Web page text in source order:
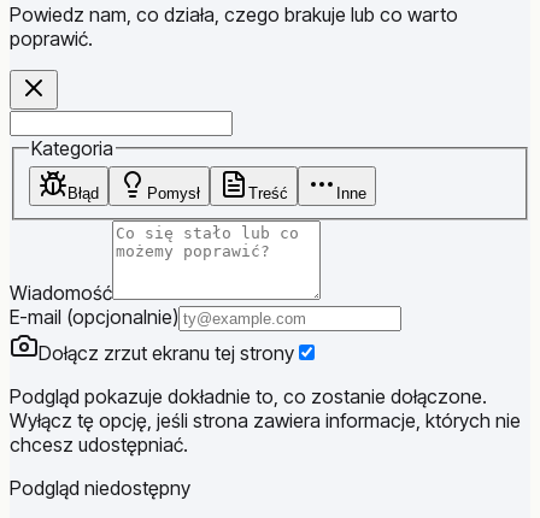
Powiedz nam, co działa, czego brakuje lub co warto
poprawić.
Website
Kategoria
Błąd Pomysł Treść Inne
Wiadomość
E-mail (opcjonalnie)
Dołącz zrzut ekranu tej strony
Podgląd pokazuje dokładnie to, co zostanie dołączone.
Wyłącz tę opcję, jeśli strona zawiera informacje, których nie
chcesz udostępniać.
Podgląd niedostępny